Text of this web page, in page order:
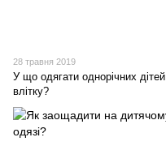
28 травня 2019
У що одягати однорічних дітей
влітку?